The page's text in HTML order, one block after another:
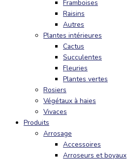
Framboises
Raisins
Autres
Plantes intérieures
Cactus
Succulentes
Fleuries
Plantes vertes
Rosiers
Végétaux à haies
Vivaces
Produits
Arrosage
Accessoires
Arroseurs et boyaux